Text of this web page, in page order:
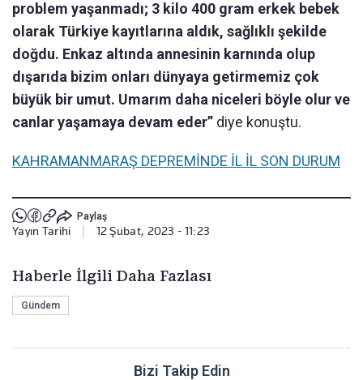
problem yaşanmadı; 3 kilo 400 gram erkek bebek
olarak Türkiye kayıtlarına aldık, sağlıklı şekilde
doğdu. Enkaz altında annesinin karnında olup
dışarıda bizim onları dünyaya getirmemiz çok
büyük bir umut. Umarım daha niceleri böyle olur ve
canlar yaşamaya devam eder” diye konuştu.
KAHRAMANMARAŞ DEPREMİNDE İL İL SON DURUM
Paylaş
Yayın Tarihi | 12 Şubat, 2023 - 11:23
Haberle İlgili Daha Fazlası
Gündem
Bizi Takip Edin